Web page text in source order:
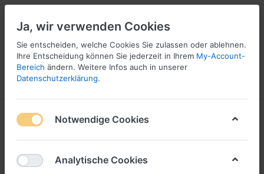
☎ 037296 69240
Menü Anmelden
Stühle
1-24von43
Ja, wir verwenden Cookies
Sie entscheiden, welche Cookies Sie zulassen oder ablehnen.
Ihre Entscheidung können Sie jederzeit in Ihrem My-Account-
Bereich ändern. Weitere Infos auch in unserer
Datenschutzerklärung.
Notwendige Cookies
Analytische Cookies